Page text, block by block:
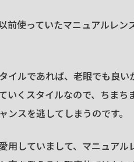
前使っていたマニュアルレ
イルであれば、老眼でも良
いくスタイルなので、ちまち
ンスを逃してしまうのです。
用していまして、マニュア